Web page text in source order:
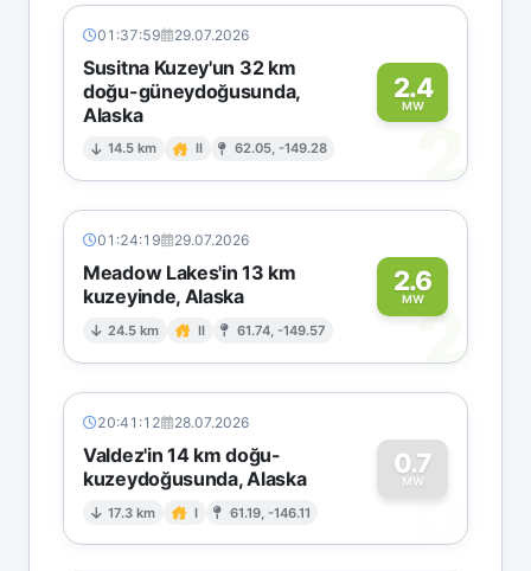
01:37:59 29.07.2026
Susitna Kuzey'un 32 km
doğu-güneydoğusunda,
Alaska
14.5 km II 62.05, -149.28
2.4
MW
2
01:24:19 29.07.2026
Meadow Lakes'in 13 km
kuzeyinde, Alaska
24.5 km II 61.74, -149.57
2.6
MW
2
20:41:12 28.07.2026
Valdez'in 14 km doğu-
kuzeydoğusunda, Alaska
17.3 km I 61.19, -146.11
0.7
MW
0